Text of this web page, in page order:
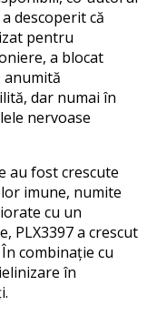
descoperit că
pentru
a blocat
anumită
dar numai în
nervoase
au fost crescute
imune, numite
cu un
PLX3397 a crescut
combinație cu
în